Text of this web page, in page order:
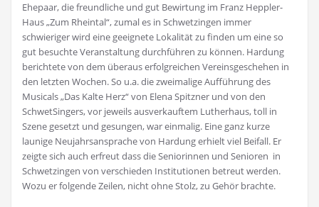
Ehepaar, die freundliche und gut Bewirtung im Franz Heppler-
Haus „Zum Rheintal“, zumal es in Schwetzingen immer
schwieriger wird eine geeignete Lokalität zu finden um eine so
gut besuchte Veranstaltung durchführen zu können. Hardung
berichtete von dem überaus erfolgreichen Vereinsgeschehen in
den letzten Wochen. So u.a. die zweimalige Aufführung des
Musicals „Das Kalte Herz“ von Elena Spitzner und von den
SchwetSingers, vor jeweils ausverkauftem Lutherhaus, toll in
Szene gesetzt und gesungen, war einmalig. Eine ganz kurze
launige Neujahrsansprache von Hardung erhielt viel Beifall. Er
zeigte sich auch erfreut dass die Seniorinnen und Senioren in
Schwetzingen von verschieden Institutionen betreut werden.
Wozu er folgende Zeilen, nicht ohne Stolz, zu Gehör brachte.